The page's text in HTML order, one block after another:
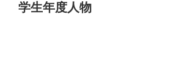
学生年度人物